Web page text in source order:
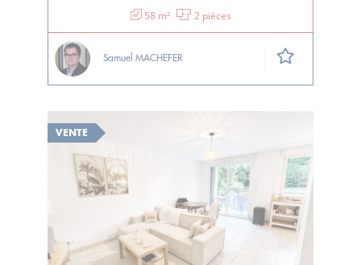
58 m² 2 pièces
Samuel MACHEFER
VENTE